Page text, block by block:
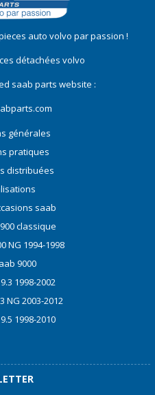
auto volvo par passion !
détachées volvo
saab parts website :
générales
pratiques
distribuées
saab
classique
NG 1994-1998
9000
1998-2002
NG 2003-2012
1998-2010